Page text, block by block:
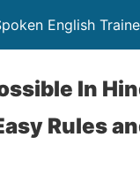
English
In
Rules